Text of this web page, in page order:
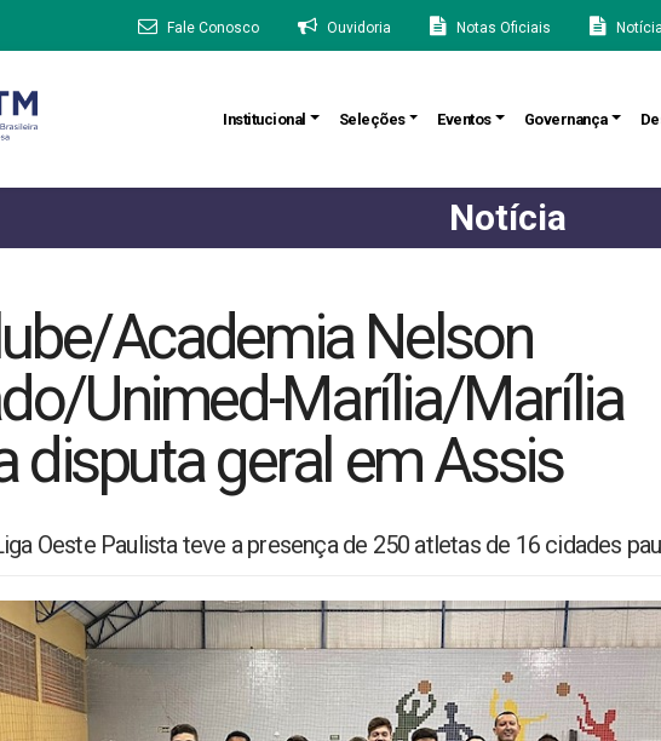
Fale Conosco Ouvidoria Notas Oficiais
Institucional Seleções Eventos Governança
Notícia
Academia Nelson
Unimed-Marília/Marília
disputa geral em Assis
Oeste Paulista teve a presença de 250 atletas de 16 cidades